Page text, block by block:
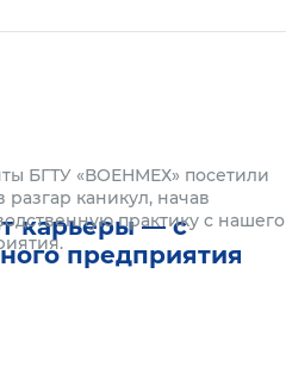
карьеры — с
предприятия
БГТУ «ВОЕНМЕХ» посетили
разгар каникул, начав
практику с нашего